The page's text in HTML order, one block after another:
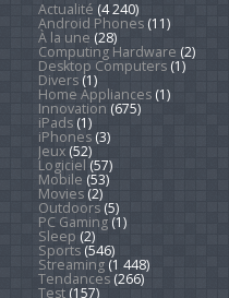
Actualité (4 240)
Android Phones(11)
À la une (28)
Computing Hardware (2)
Desktop Computers(1)
Divers(1)
Home Appliances(1)
Innovation (675)
iPads(1)
iPhones(3)
Jeux(52)
Logiciel (57)
Mobile (53)
Movies(2)
Outdoors(5)
PC Gaming(1)
Sleep (2)
Sports(546)
Streaming(1 448)
Tendances(266)
Test(157)